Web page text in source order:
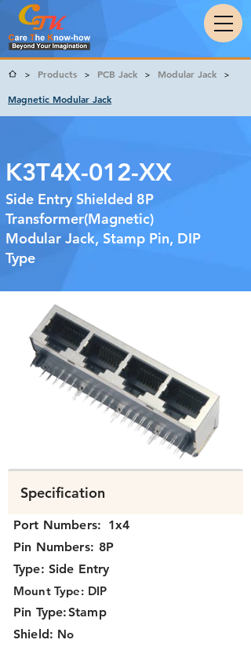
> Products > PCB Jack > Modular Jack >
Magnetic Modular Jack
K3T4X-012-XX
Side Entry Shielded 8P
Transformer(Magnetic)
Modular Jack, Stamp Pin, DIP
Type
K3T1X-012.png
Specification
Port Numbers: 1x4
Pin Numbers: 8P
Type: Side Entry
Mount Type: DIP
Pin Type:Stamp
No
Shield: